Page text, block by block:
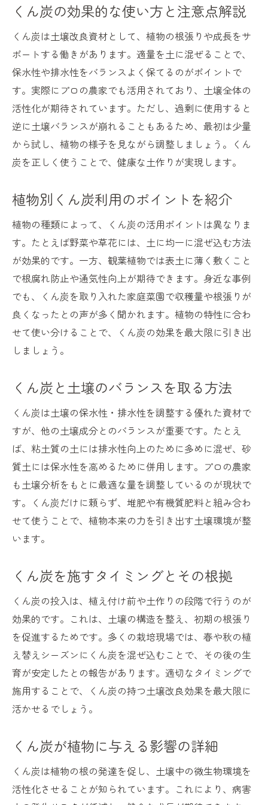
くん炭の効果的な使い方と注意点解説
くん炭は土壌改良資材として、植物の根張りや成長をサ
ポートする働きがあります。適量を土に混ぜることで、
保水性や排水性をバランスよく保てるのがポイントで
す。実際にプロの農家でも活用されており、土壌全体の
活性化が期待されています。ただし、過剰に使用すると
逆に土壌バランスが崩れることもあるため、最初は少量
から試し、植物の様子を見ながら調整しましょう。くん
炭を正しく使うことで、健康な土作りが実現します。
植物別くん炭利用のポイントを紹介
植物の種類によって、くん炭の活用ポイントは異なりま
す。たとえば野菜や草花には、土に均一に混ぜ込む方法
が効果的です。一方、観葉植物では表土に薄く敷くこと
で根腐れ防止や通気性向上が期待できます。身近な事例
でも、くん炭を取り入れた家庭菜園で収穫量や根張りが
良くなったとの声が多く聞かれます。植物の特性に合わ
せて使い分けることで、くん炭の効果を最大限に引き出
しましょう。
くん炭と土壌のバランスを取る方法
くん炭は土壌の保水性・排水性を調整する優れた資材で
すが、他の土壌成分とのバランスが重要です。たとえ
ば、粘土質の土には排水性向上のために多めに混ぜ、砂
質土には保水性を高めるために併用します。プロの農家
も土壌分析をもとに最適な量を調整しているのが現状で
す。くん炭だけに頼らず、堆肥や有機質肥料と組み合わ
せて使うことで、植物本来の力を引き出す土壌環境が整
います。
くん炭を施すタイミングとその根拠
くん炭の投入は、植え付け前や土作りの段階で行うのが
効果的です。これは、土壌の構造を整え、初期の根張り
を促進するためです。多くの栽培現場では、春や秋の植
え替えシーズンにくん炭を混ぜ込むことで、その後の生
育が安定したとの報告があります。適切なタイミングで
施用することで、くん炭の持つ土壌改良効果を最大限に
活かせるでしょう。
くん炭が植物に与える影響の詳細
くん炭は植物の根の発達を促し、土壌中の微生物環境を
活性化させることが知られています。これにより、病害